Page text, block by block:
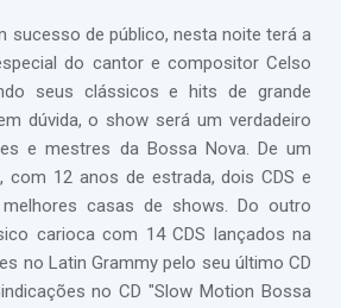
sucesso de público, nesta noite terá a
do cantor e compositor Celso
seus clássicos e hits de grande
dúvida, o show será um verdadeiro
e mestres da Bossa Nova. De um
com 12 anos de estrada, dois CDS e
casas de shows. Do outro
carioca com 14 CDS lançados na
no Latin Grammy pelo seu último CD
no CD "Slow Motion Bossa